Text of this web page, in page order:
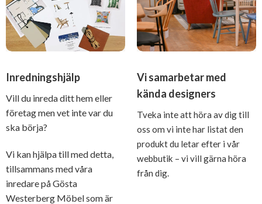
Inredningshjälp
Vill du inreda ditt hem eller
företag men vet inte var du
ska börja?
Vi kan hjälpa till med detta,
tillsammans med våra
inredare på Gösta
Westerberg Möbel som är
Vi samarbetar med
kända designers
Tveka inte att höra av dig till
oss om vi inte har listat den
produkt du letar efter i vår
webbutik – vi vill gärna höra
från dig.